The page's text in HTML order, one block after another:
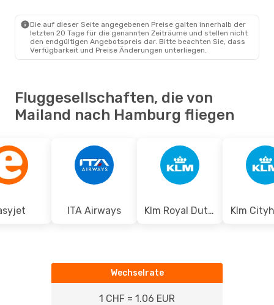
Die auf dieser Seite angegebenen Preise galten innerhalb der
letzten 20 Tage für die genannten Zeiträume und stellen nicht
den endgültigen Angebotspreis dar. Bitte beachten Sie, dass
Verfügbarkeit und Preise Änderungen unterliegen.
Fluggesellschaften, die von
Mailand nach Hamburg fliegen
ITA Airways Klm Royal Dutch Airlines Klm
Wechselrate
1 CHF = 1.06 EUR